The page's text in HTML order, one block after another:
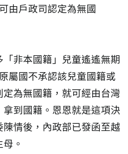
由戶政司認定為無國
非本國籍」兒童遙遙無期
屬國不承認該兒童國籍或
為無國籍，就可經由台灣
到國籍。恩恩就是這項決
情後，內政部已發函至越
。